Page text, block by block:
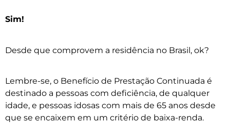
Sim!
Desde que comprovem a residência no Brasil, ok?
Lembre-se, o Benefício de Prestação Continuada é
destinado a pessoas com deficiência, de qualquer
idade, e pessoas idosas com mais de 65 anos desde
que se encaixem em um critério de baixa-renda.